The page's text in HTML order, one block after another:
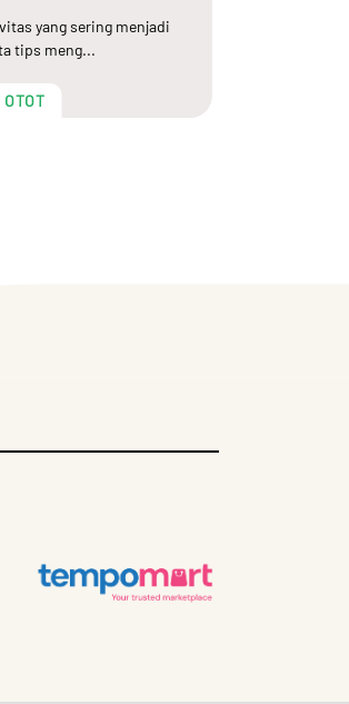
yang sering menjadi
tips meng...
OTOT